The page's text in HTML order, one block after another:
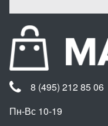
8 (495) 212 85 06
Пн-Вс 10-19